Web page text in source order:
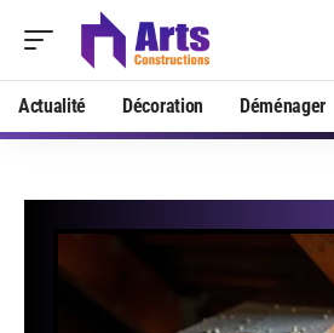
Actualité Décoration Déménager